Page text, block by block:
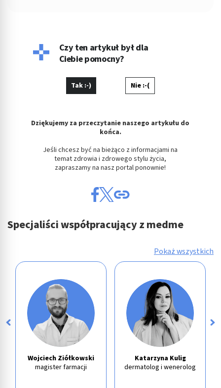
Czy ten artykuł był dla
Ciebie pomocny?
Tak :-) Nie :-(
Dziękujemy za przeczytanie naszego artykułu do
końca.
Jeśli chcesz być na bieżąco z informacjami na
temat zdrowia i zdrowego stylu życia,
zapraszamy na nasz portal ponownie!
Specjaliści współpracujący z medme
Pokaż wszystkich
Wojciech Ziółkowski
magister farmacji
Katarzyna Kulig
dermatolog i wenerolog